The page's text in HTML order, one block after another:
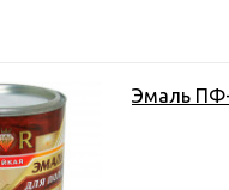
Эмаль ПФ-